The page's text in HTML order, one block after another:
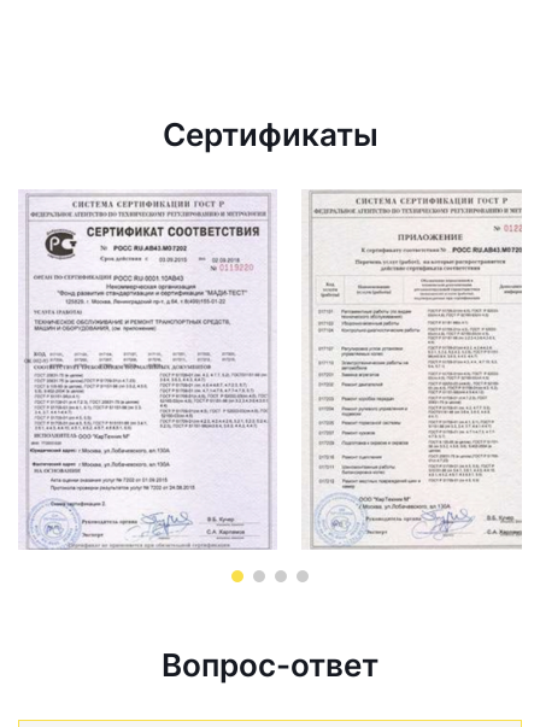
Сертификаты
Вопрос-ответ